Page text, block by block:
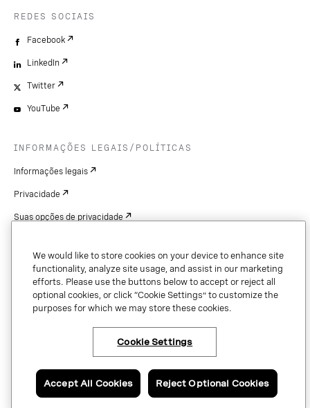
Copyright © 2026 Vonage. All rights reserved. VONAGE®, the V logo (
®),
and other Vonage marks are registered trademarks of Vonage or its affiliates
in the United States and other countries.
REDES SOCIAIS
Facebook
LinkedIn
Twitter
YouTube
INFORMAÇÕES LEGAIS/POLÍTICAS
Informações legais
Privacidade
Suas opções de privacidade
Patentes
Copyright
Segurança e confiança
We would like to store cookies on your device to enhance site
functionality, analyze site usage, and assist in our marketing
efforts. Please use the buttons below to accept or reject all
optional cookies, or click “Cookie Settings” to customize the
purposes for which we may store these cookies.
Cookie Settings
Reject Optional Cookies
Accept All Cookies